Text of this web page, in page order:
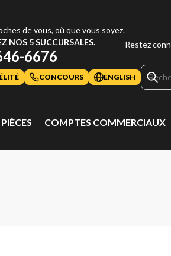
de vous, où que vous soyez.
NOS 5 SUCCURSALES.
6676
Restez
CONCOURS ENGLISH
COMPTES COMMERCIAUX